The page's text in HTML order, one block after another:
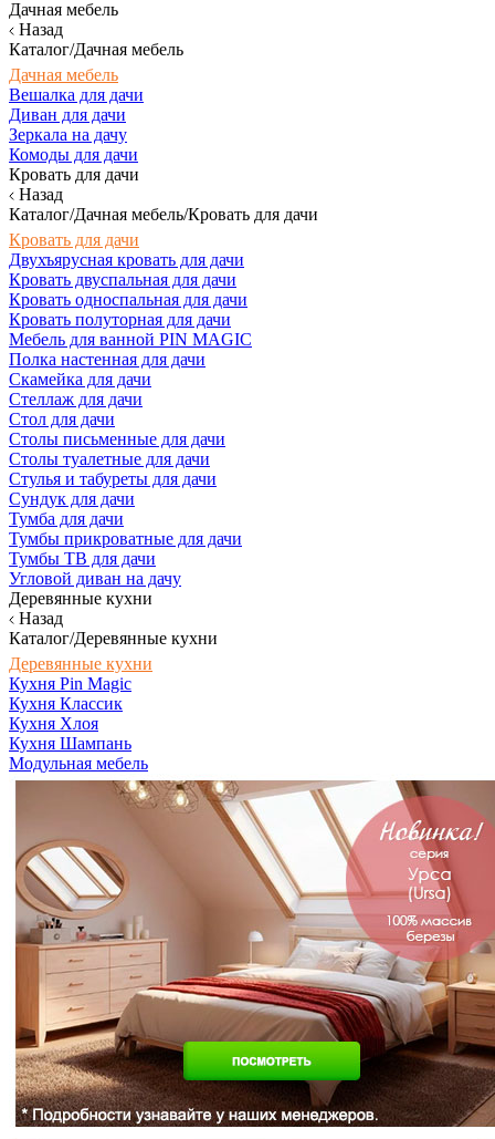
Дачная мебель
Назад
Каталог/Дачная мебель
Дачная мебель
Вешалка для дачи
Диван для дачи
Зеркала на дачу
Комоды для дачи
Кровать для дачи
Назад
Каталог/Дачная мебель/Кровать для дачи
Кровать для дачи
Двухъярусная кровать для дачи
Кровать двуспальная для дачи
Кровать односпальная для дачи
Кровать полуторная для дачи
Мебель для ванной PIN MAGIC
Полка настенная для дачи
Скамейка для дачи
Стеллаж для дачи
Стол для дачи
Столы письменные для дачи
Столы туалетные для дачи
Стулья и табуреты для дачи
Сундук для дачи
Тумба для дачи
Тумбы прикроватные для дачи
Тумбы ТВ для дачи
Угловой диван на дачу
Деревянные кухни
Назад
Каталог/Деревянные кухни
Деревянные кухни
Кухня Pin Magic
Кухня Классик
Кухня Хлоя
Кухня Шампань
Модульная мебель